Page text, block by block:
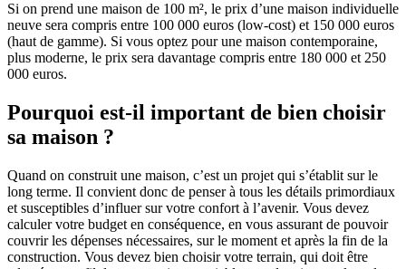
Si on prend une maison de 100 m², le prix d’une maison individuelle
neuve sera compris entre 100 000 euros (low-cost) et 150 000 euros
(haut de gamme). Si vous optez pour une maison contemporaine,
plus moderne, le prix sera davantage compris entre 180 000 et 250
000 euros.
Pourquoi est-il important de bien choisir
sa maison ?
Quand on construit une maison, c’est un projet qui s’établit sur le
long terme. Il convient donc de penser à tous les détails primordiaux
et susceptibles d’influer sur votre confort à l’avenir. Vous devez
calculer votre budget en conséquence, en vous assurant de pouvoir
couvrir les dépenses nécessaires, sur le moment et après la fin de la
construction. Vous devez bien choisir votre terrain, qui doit être